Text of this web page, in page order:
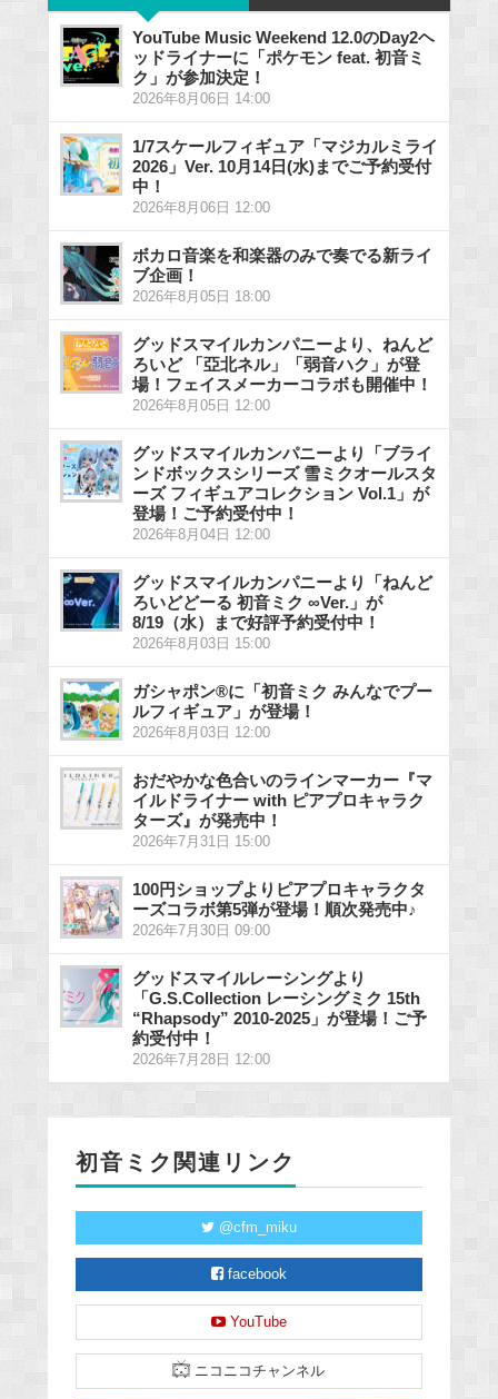
YouTube Music Weekend 12.0のDay2ヘ
ッドライナーに「ポケモン feat. 初音ミ
ク」が参加決定！
2026年8月06日 14:00
1/7スケールフィギュア「マジカルミライ
2026」Ver. 10月14日(水)までご予約受付
中！
2026年8月06日 12:00
ボカロ音楽を和楽器のみで奏でる新ライ
ブ企画！
2026年8月05日 18:00
グッドスマイルカンパニーより、ねんど
ろいど 「亞北ネル」「弱音ハク」が登
場！フェイスメーカーコラボも開催中！
2026年8月05日 12:00
グッドスマイルカンパニーより「ブライ
ンドボックスシリーズ 雪ミクオールスタ
ーズ フィギュアコレクション Vol.1」が
登場！ご予約受付中！
2026年8月04日 12:00
グッドスマイルカンパニーより「ねんど
ろいどどーる 初音ミク ∞Ver.」が
8/19（水）まで好評予約受付中！
2026年8月03日 15:00
ガシャポン®に「初音ミク みんなでプー
ルフィギュア」が登場！
2026年8月03日 12:00
おだやかな色合いのラインマーカー『マ
イルドライナー with ピアプロキャラク
ターズ』が発売中！
2026年7月31日 15:00
100円ショップよりピアプロキャラクタ
ーズコラボ第5弾が登場！順次発売中♪
2026年7月30日 09:00
グッドスマイルレーシングより
「G.S.Collection レーシングミク 15th
“Rhapsody” 2010-2025」が登場！ご予
約受付中！
2026年7月28日 12:00
初音ミク関連リンク
@cfm_miku
facebook
YouTube
ニコニコチャンネル